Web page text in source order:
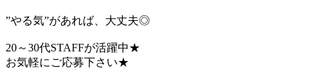
”やる気”があれば、大丈夫◎
20～30代STAFFが活躍中★
お気軽にご応募下さい★